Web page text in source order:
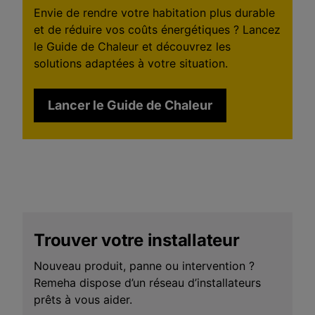
Dans une habitation entièrement chauffée par une
pompe à chaleur électrique, l’arrêt complet du
système n’est généralement pas recommandé.
en fonctionnement ou d’une pluie soutenue.
En savoir plus.
Envie de rendre votre habitation plus durable
et de réduire vos coûts énergétiques ? Lancez
le Guide de Chaleur et découvrez les
solutions adaptées à votre situation.
Lancer le Guide de Chaleur
Trouver votre installateur
Nouveau produit, panne ou intervention ?
Remeha dispose d’un réseau d’installateurs
prêts à vous aider.